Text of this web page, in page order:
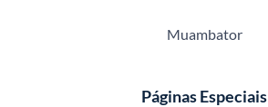
Muambator
Páginas Especiais